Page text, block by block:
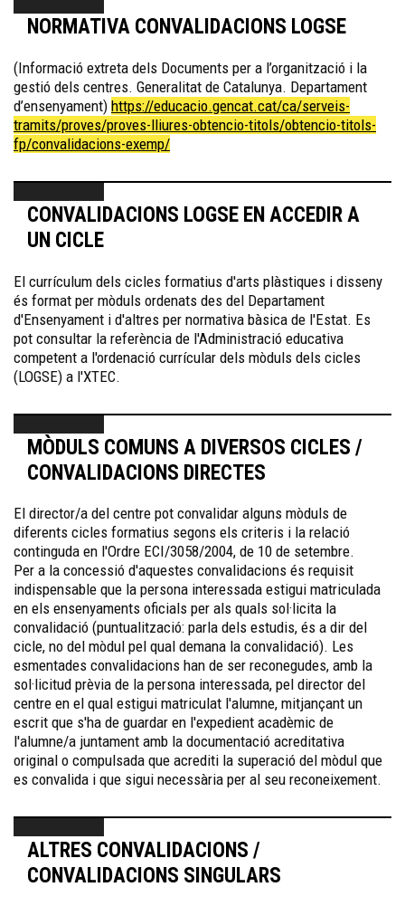
NORMATIVA CONVALIDACIONS LOGSE
(Informació extreta dels Documents per a l’organització i la
gestió dels centres. Generalitat de Catalunya. Departament
d’ensenyament) https://educacio.gencat.cat/ca/serveis-
tramits/proves/proves-lliures-obtencio-titols/obtencio-titols-
fp/convalidacions-exemp/
CONVALIDACIONS LOGSE EN ACCEDIR A
UN CICLE
El currículum dels cicles formatius d'arts plàstiques i disseny
és format per mòduls ordenats des del Departament
d'Ensenyament i d'altres per normativa bàsica de l'Estat. Es
pot consultar la referència de l'Administració educativa
competent a l'ordenació currícular dels mòduls dels cicles
(LOGSE) a l'XTEC.
MÒDULS COMUNS A DIVERSOS CICLES /
CONVALIDACIONS DIRECTES
El director/a del centre pot convalidar alguns mòduls de
diferents cicles formatius segons els criteris i la relació
continguda en l'Ordre ECI/3058/2004, de 10 de setembre.
Per a la concessió d'aquestes convalidacions és requisit
indispensable que la persona interessada estigui matriculada
en els ensenyaments oficials per als quals sol·licita la
convalidació (puntualització: parla dels estudis, és a dir del
cicle, no del mòdul pel qual demana la convalidació). Les
esmentades convalidacions han de ser reconegudes, amb la
sol·licitud prèvia de la persona interessada, pel director del
centre en el qual estigui matriculat l'alumne, mitjançant un
escrit que s'ha de guardar en l'expedient acadèmic de
l'alumne/a juntament amb la documentació acreditativa
original o compulsada que acrediti la superació del mòdul que
es convalida i que sigui necessària per al seu reconeixement.
ALTRES CONVALIDACIONS /
CONVALIDACIONS SINGULARS